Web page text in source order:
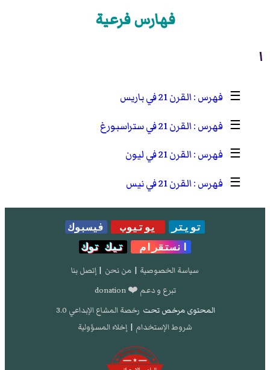
فهارس فرعية
ا
☰
القرن 21 في باريس
☰
القرن 21 في ستراسبورغ
☰
القرن 21 في ليون
☰
القرن 21 في نيس
تويتر يوتيوب
فيسبوك
انستقرام
تيك توك
سياسة الخصوصية | من نحن | إتصل بنا
تبرع و دعم ❤️ donation
المحتوى مرخص تحت رخصة المشاع الإبداعي 3.0
شروط الإستخدام | إخلاء المسؤولية